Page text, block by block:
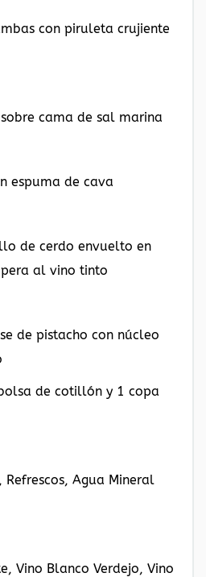
con piruleta crujiente
cama de sal marina
espuma de cava
de cerdo envuelto en
al vino tinto
de pistacho con núcleo
de cotillón y 1 copa
Refrescos, Agua Mineral
Vino Blanco Verdejo, Vino